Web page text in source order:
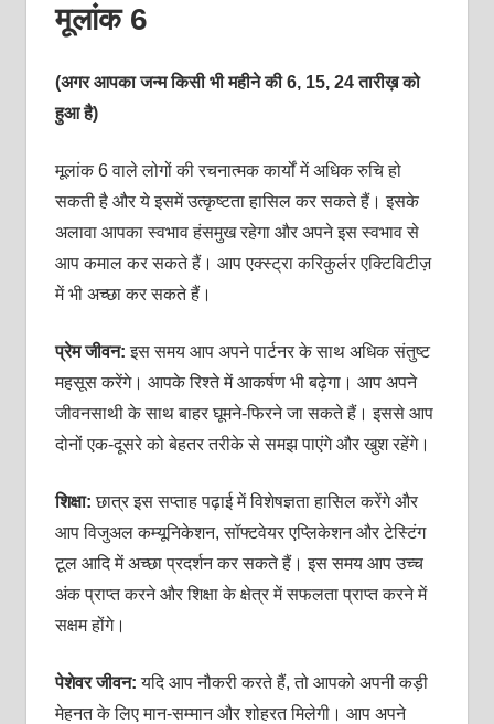
मूलांक 6
(अगर आपका जन्म किसी भी महीने की 6, 15, 24 तारीख़ को
हुआ है)
मूलांक 6 वाले लोगों की रचनात्‍मक कार्यों में अधिक रुचि हो
सकती है और ये इसमें उत्‍कृष्‍टता हासिल कर सकते हैं। इसके
अलावा आपका स्‍वभाव हंसमुख रहेगा और अपने इस स्‍वभाव से
आप कमाल कर सकते हैं। आप एक्‍स्‍ट्रा करिकुर्लर एक्टिविटीज़
में भी अच्‍छा कर सकते हैं।
प्रेम जीवन:इस समय आप अपने पार्टनर के साथ अधिक संतुष्ट
महसूस करेंगे। आपके रिश्‍ते में आकर्षण भी बढ़ेगा। आप अपने
जीवनसाथी के साथ बाहर घूमने-फिरने जा सकते हैं। इससे आप
दोनों एक-दूसरे को बेहतर तरीके से समझ पाएंगे और खुश रहेंगे।
शिक्षा:छात्र इस सप्‍ताह पढ़ाई में विशेषज्ञता हासिल करेंगे और
आप विजुअल कम्‍यूनिकेशन, सॉफ्टवेयर एप्लिकेशन और टेस्टिंग
टूल आदि में अच्‍छा प्रदर्शन कर सकते हैं। इस समय आप उच्‍च
अंक प्राप्‍त करने और शिक्षा के क्षेत्र में सफलता प्राप्‍त करने में
सक्षम होंगे।
पेशेवर जीवन:यदि आप नौकरी करते हैं, तो आपको अपनी कड़ी
मेहनत के लिए मान-सम्‍मान और शोहरत मिलेगी। आप अपने